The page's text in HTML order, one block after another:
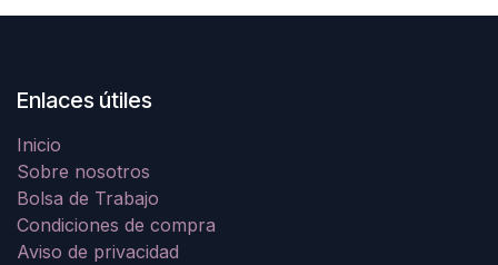
Enlaces útiles
Inicio
Sobre nosotros
Bolsa de Trabajo
Condiciones de compra
Aviso de privacidad